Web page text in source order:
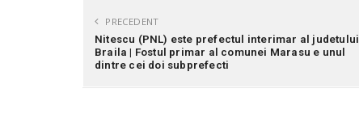
PRECEDENT
Nitescu (PNL) este prefectul interimar al judetului
Braila | Fostul primar al comunei Marasu e unul
dintre cei doi subprefecti